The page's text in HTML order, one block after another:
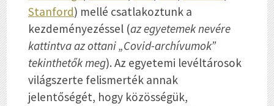
Stanford) mellé csatlakoztunk a
kezdeményezéssel (az egyetemek nevére
kattintva az ottani „Covid-archívumok”
tekinthetők meg). Az egyetemi levéltárosok
világszerte felismerték annak
jelentőségét, hogy közösségük,